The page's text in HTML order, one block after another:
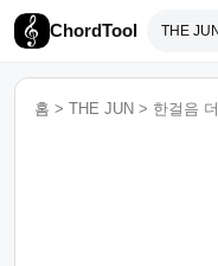
ChordTool
홈 > THE JUN > 한걸음 더